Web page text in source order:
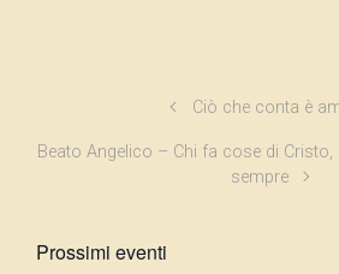
Ciò che conta è
Beato Angelico – Chi fa cose di
sempre
Prossimi eventi